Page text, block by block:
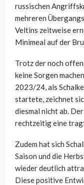
russischen
mehreren
Veltins zeitweise
Minimeal auf der
Trotz der noch
keine Sorgen
2023/24, als
startete, zeichnet
diesmal nicht ab.
rechtzeitig eine
Zudem hat sich
Saison und die
wieder deutlich
Diese positive